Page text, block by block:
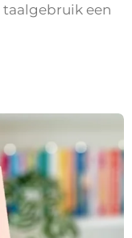
taalgebruik een